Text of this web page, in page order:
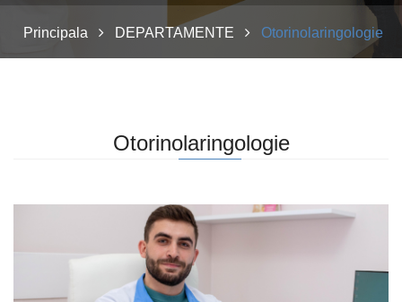
Principala DEPARTAMENTE Otorinolaringologie
Otorinolaringologie